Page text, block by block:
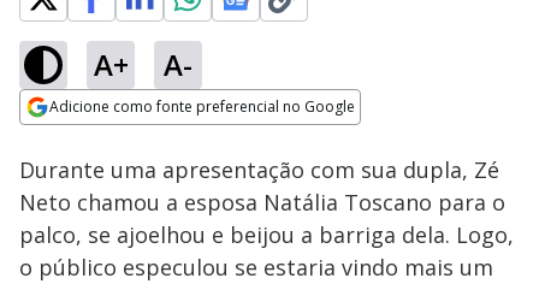
A+ A-
Adicione como fonte preferencial no Google
Ativar
100.00%
Durante uma apresentação com sua dupla, Zé
Neto chamou a esposa Natália Toscano para o
palco, se ajoelhou e beijou a barriga dela. Logo,
o público especulou se estaria vindo mais um